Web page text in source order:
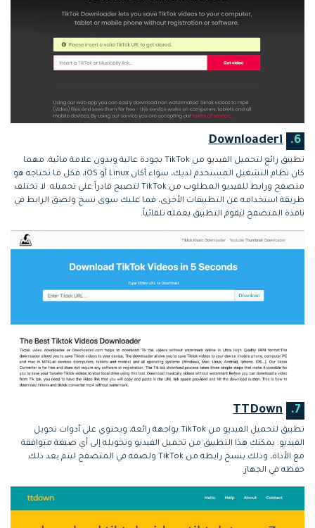
6.
Downloaderi
تطبيق رائع لتحميل الفيديو من TikTok بجودة عالية وبدون علامة مائية. مهما
كان نظام التشغيل المستخدم لديك، سواء أكان Linux أو iOS، فكل ما تحتاجه هو
متصفح ورابط للفيديو المطلوب من TikTok لتصبح قادراً على تحميله. لا تختلف
طريقة استخدامه عن التطبيقات الأخرى، فما عليك سوى نسخ ولصق الرابط في
نافذة المتصفح ليقوم التطبيق بعمله تلقائياً.
7.
TTDown
تطبيق لتحميل الفيديو من TikTok بواجهة رائعة، ويحتوي على أدوات تحويل
الفيديو. يمكنك هذا التطبيق من تحميل الفيديو وتحويله إلى أي صيغة متوافقة
مع الأداة، وذلك بنسخ رابطه من TikTok ولصقه في المتصفح ليتم بعد ذلك
حفظه في الجهاز.